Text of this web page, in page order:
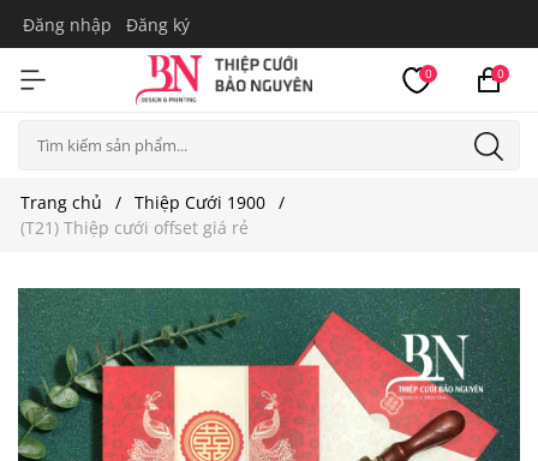
Đăng nhập Đăng ký
0 0
Trang chủ
Thiệp Cưới 1900
(T21) Thiệp cưới offset giá rẻ